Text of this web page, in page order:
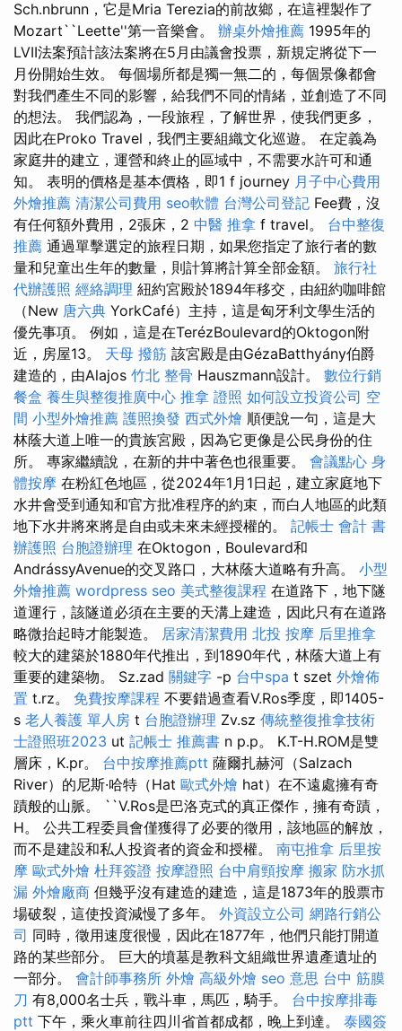
Sch.nbrunn，它是Mria Terezia的前故鄉，在這裡製作了
Mozart``Leette''第一音樂會。 辦桌外燴推薦 1995年的
LVII法案預計該法案將在5月由議會投票，新規定將從下一
月份開始生效。 每個場所都是獨一無二的，每個景像都會
對我們產生不同的影響，給我們不同的情緒，並創造了不同
的想法。 我們認為，一段旅程，了解世界，使我們更多，
因此在Proko Travel，我們主要組織文化巡遊。 在定義為
家庭井的建立，運營和終止的區域中，不需要水許可和通
知。 表明的價格是基本價格，即1 f journey 月子中心費用
外燴推薦 清潔公司費用 seo軟體 台灣公司登記 Fee費，沒
有任何額外費用，2張床，2 中醫 推拿 f travel。 台中整復
推薦 通過單擊選定的旅程日期，如果您指定了旅行者的數
量和兒童出生年的數量，則計算將計算全部金額。 旅行社
代辦護照 經絡調理 紐約宮殿於1894年移交，由紐約咖啡館
（New 唐六典 YorkCafé）主持，這是匈牙利文學生活的
優先事項。 例如，這是在TerézBoulevard的Oktogon附
近，房屋13。 天母 撥筋 該宮殿是由GézaBatthyány伯爵
建造的，由Alajos 竹北 整骨 Hauszmann設計。 數位行銷
餐盒 養生與整復推廣中心 推拿 證照 如何設立投資公司 空
間 小型外燴推薦 護照換發 西式外燴 順便說一句，這是大
林蔭大道上唯一的貴族宮殿，因為它更像是公民身份的住
所。 專家繼續說，在新的井中著色也很重要。 會議點心 身
體按摩 在粉紅色地區，從2024年1月1日起，建立家庭地下
水井會受到通知和官方批准程序的約束，而白人地區的此類
地下水井將來將是自由或未來未經授權的。 記帳士 會計 書
辦護照 台胞證辦理 在Oktogon，Boulevard和
AndrássyAvenue的交叉路口，大林蔭大道略有升高。 小型
外燴推薦 wordpress seo 美式整復課程 在道路下，地下隧
道運行，該隧道必須在主要的天溝上建造，因此只有在道路
略微抬起時才能製造。 居家清潔費用 北投 按摩 后里推拿
較大的建築於1880年代推出，到1890年代，林蔭大道上有
重要的建築物。 Sz.zad 關鍵字 -p 台中spa t szet 外燴佈
置 t.rz。 免費按摩課程 不要錯過查看V.Ros季度，即1405-
s 老人養護 單人房 t 台胞證辦理 Zv.sz 傳統整復推拿技術
士證照班2023 ut 記帳士 推薦書 n p.p。 K.T-H.ROM是雙
層床，K.pr。 台中按摩推薦ptt 薩爾扎赫河（Salzach
River）的尼斯·哈特（Hat 歐式外燴 hat）在不遠處擁有奇
蹟般的山脈。 ``V.Ros是巴洛克式的真正傑作，擁有奇蹟，
H。 公共工程委員會僅獲得了必要的徵用，該地區的解放，
而不是建設和私人投資者的資金和授權。 南屯推拿 后里按
摩 歐式外燴 杜拜簽證 按摩證照 台中肩頸按摩 搬家 防水抓
漏 外燴廠商 但幾乎沒有建造的建造，這是1873年的股票市
場破裂，這使投資減慢了多年。 外資設立公司 網路行銷公
司 同時，徵用速度很慢，因此在1877年，他們只能打開道
路的某些部分。 巨大的墳墓是教科文組織世界遺產遺址的
一部分。 會計師事務所 外燴 高級外燴 seo 意思 台中 筋膜
刀 有8,000名士兵，戰斗車，馬匹，騎手。 台中按摩排毒
ptt 下午，乘火車前往四川省首都成都，晚上到達。 泰國簽